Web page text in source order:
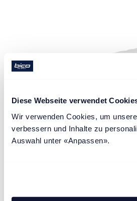
Diese Webseite verwendet
Wir verwenden Cookies, um
verbessern und Inhalte zu
Auswahl unter «Anpassen».